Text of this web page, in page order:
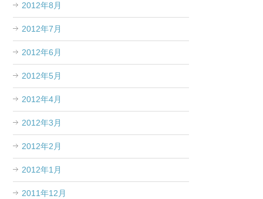
2012年8月
2012年7月
2012年6月
2012年5月
2012年4月
2012年3月
2012年2月
2012年1月
2011年12月